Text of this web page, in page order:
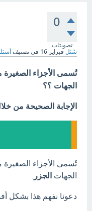
0
تصويتات
سُئل فبراير 16 في تصنيف
تُسمى الأجزاء الصغيرة
الجهات ؟؟
الإجابة الصحيحة من
تُسمى الأجزاء الصغيرة
الجهات الجزر
دعونا نفهم هذا بشكل